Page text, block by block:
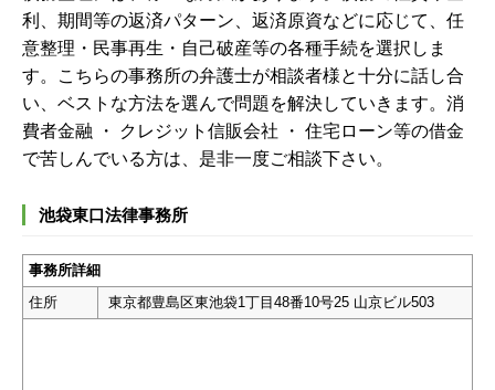
利、期間等の返済パターン、返済原資などに応じて、任
意整理・民事再生・自己破産等の各種手続を選択しま
す。こちらの事務所の弁護士が相談者様と十分に話し合
い、ベストな方法を選んで問題を解決していきます。消
費者金融 ・ クレジット信販会社 ・ 住宅ローン等の借金
で苦しんでいる方は、是非一度ご相談下さい。
池袋東口法律事務所
事務所詳細
住所
東京都豊島区東池袋1丁目48番10号25 山京ビル503